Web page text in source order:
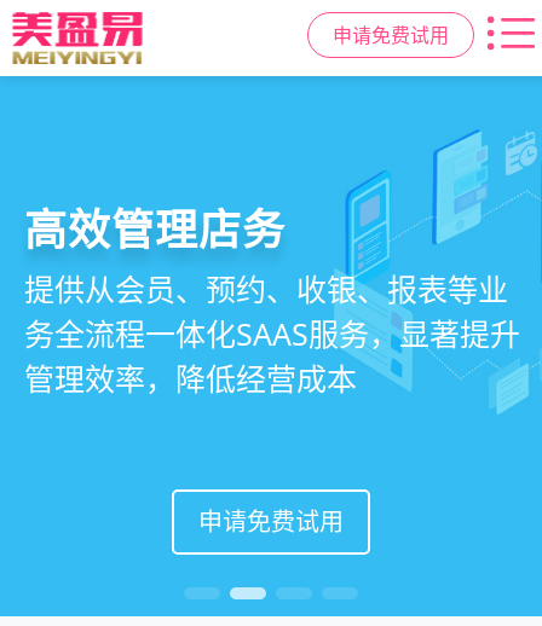
申请免费试用
社交裂变拓客
基于拼团、砍价、分销、异业合作等
网红社交营销玩法，海量爆款方案一
键套用，快速引爆门店客流
申请免费试用
小程序商城
小程序链接商家、手艺人、客户，打
通线上线下，让口碑传播有抓手，赋
能社交裂变，盘活私域流量
申请免费试用
美容美发管理系统
店务+拓客+020一体化，一站式解决
美发门店经营管理需求
申请免费试用
高效管理店务
提供从会员、预约、收银、报表等业
务全流程一体化SAAS服务，显著提升
管理效率，降低经营成本
申请免费试用